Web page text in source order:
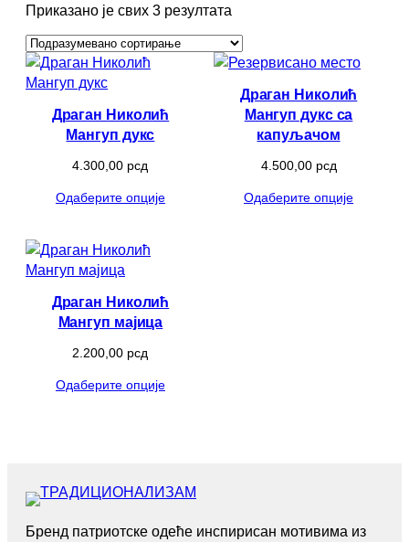
Приказано је свих 3 резултата
Драган Николић
Мангуп дукс
4.300,00 рсд
Одаберите опције
Драган Николић
Мангуп дукс са
капуљачом
4.500,00 рсд
Одаберите опције
Драган Николић
Мангуп мајица
2.200,00 рсд
Одаберите опције
Бренд патриотске одеће инспирисан мотивима из